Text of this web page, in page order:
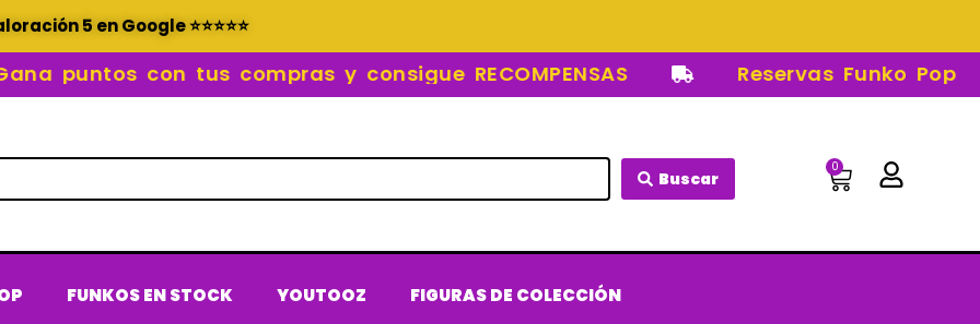
5 en Google ⭐⭐⭐⭐⭐
puntos con tus compras y consigue RECOMPENSAS Reservas Funko Pop
Buscar
0
Carrito
FUNKOS EN STOCK YOUTOOZ FIGURAS DE COLECCIÓN